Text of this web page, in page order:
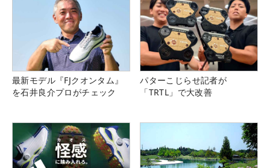
最新モデル『FJクオンタム』
を石井良介プロがチェック
パターこじらせ記者が
「TRTL」で大改善